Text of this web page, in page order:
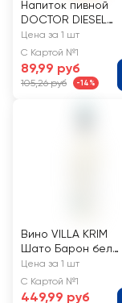
Напиток пивной
DOCTOR DIESEL
Мандарин
пастеризованный
5%
Цена за 1 шт
С Картой №1
89,99 руб
105,26 руб -14%
Вино VILLA KRIM
Шато Барон бел.
п/сл.
Цена за 1 шт
С Картой №1
449,99 руб